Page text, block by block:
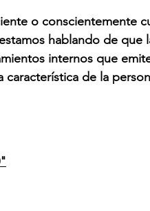
o conscientemente
hablando de que
internos que
de la